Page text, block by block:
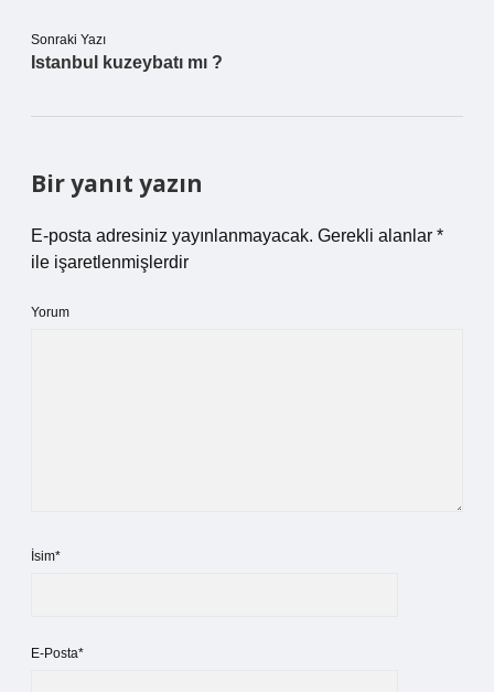
Sonraki Yazı
Istanbul kuzeybatı mı ?
Bir yanıt yazın
E-posta adresiniz yayınlanmayacak. Gerekli alanlar *
ile işaretlenmişlerdir
Yorum
İsim*
E-Posta*